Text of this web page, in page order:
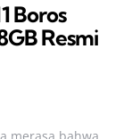
Boros
Resmi
merasa bahwa